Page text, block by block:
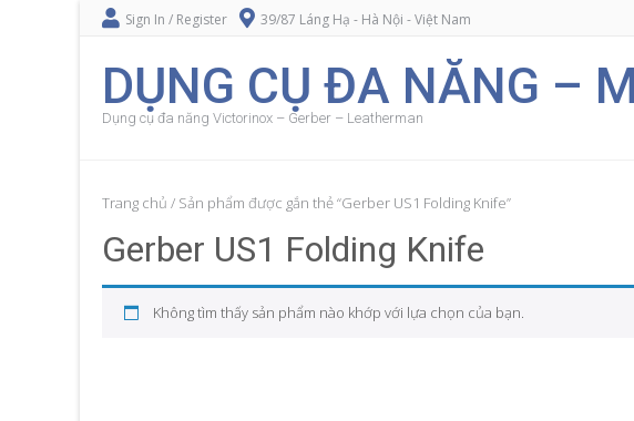
Sign In / Register 39/87 Láng Hạ - Hà Nội - Việt Nam
DỤNG CỤ ĐA NĂNG –
Dụng cụ đa năng Victorinox – Gerber – Leatherman
Trang chủ / Sản phẩm được gắn thẻ “Gerber US1 Folding Knife”
Gerber US1 Folding Knife
Không tìm thấy sản phẩm nào khớp với lựa chọn của bạn.